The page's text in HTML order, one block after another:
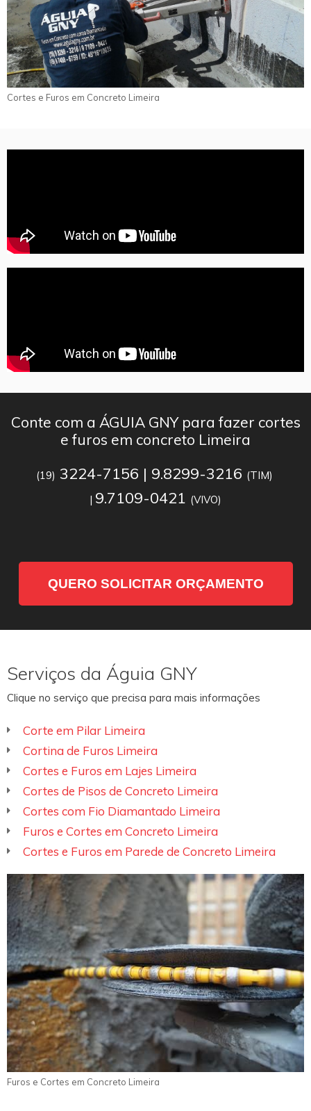
Cortes e Furos em Concreto Limeira
Conte com a ÁGUIA GNY para fazer cortes
e furos em concreto Limeira
(19) 3224-7156 | 9.8299-3216 (TIM)
| 9.7109-0421 (VIVO)
QUERO SOLICITAR ORÇAMENTO
Serviços da Águia GNY
Clique no serviço que precisa para mais informações
Corte em Pilar Limeira
Cortina de Furos Limeira
Cortes e Furos em Lajes Limeira
Cortes de Pisos de Concreto Limeira
Cortes com Fio Diamantado Limeira
Furos e Cortes em Concreto Limeira
Cortes e Furos em Parede de Concreto Limeira
Furos e Cortes em Concreto Limeira